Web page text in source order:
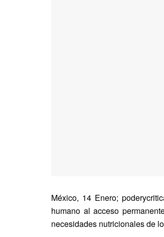
México, 14 Enero;
humano al acceso
necesidades nutricionales de